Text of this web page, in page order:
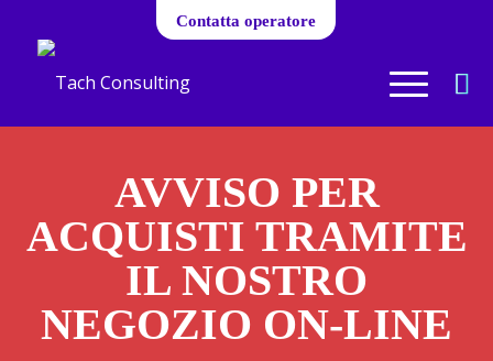
Contatta operatore
AVVISO PER
ACQUISTI TRAMITE
IL NOSTRO
NEGOZIO ON-LINE